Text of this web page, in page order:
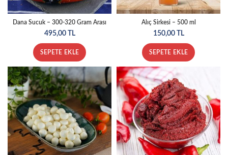
Dana Sucuk – 300-320 Gram Arası
495,00 TL
SEPETE EKLE
Alıç Sirkesi – 500 ml
150,00 TL
SEPETE EKLE